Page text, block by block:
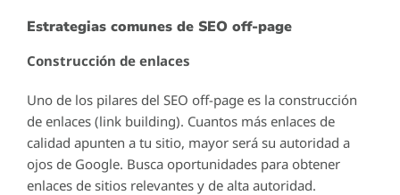
Estrategias comunes de SEO off-page
Construcción de enlaces
Uno de los pilares del SEO off-page es la construcción
de enlaces (link building). Cuantos más enlaces de
calidad apunten a tu sitio, mayor será su autoridad a
ojos de Google. Busca oportunidades para obtener
enlaces de sitios relevantes y de alta autoridad.